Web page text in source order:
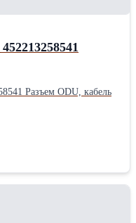
Разъем ODU, кабель